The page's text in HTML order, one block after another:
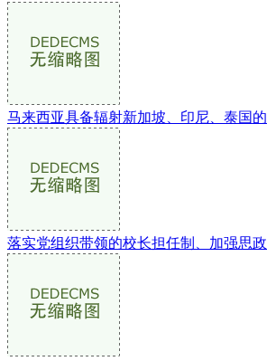
马来西亚具备辐射新加坡、印尼、泰国的
落实党组织带领的校长担任制、加强思政